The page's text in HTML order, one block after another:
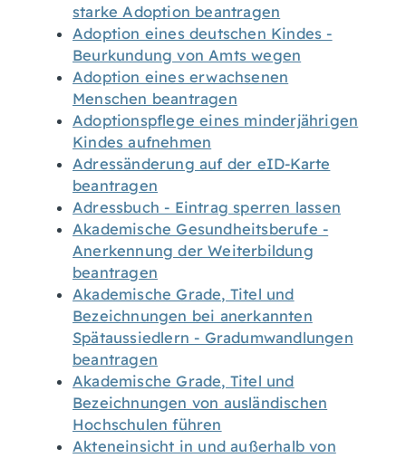
starke Adoption beantragen
Adoption eines deutschen Kindes -
Beurkundung von Amts wegen
Adoption eines erwachsenen
Menschen beantragen
Adoptionspflege eines minderjährigen
Kindes aufnehmen
Adressänderung auf der eID-Karte
beantragen
Adressbuch - Eintrag sperren lassen
Akademische Gesundheitsberufe -
Anerkennung der Weiterbildung
beantragen
Akademische Grade, Titel und
Bezeichnungen bei anerkannten
Spätaussiedlern - Gradumwandlungen
beantragen
Akademische Grade, Titel und
Bezeichnungen von ausländischen
Hochschulen führen
Akteneinsicht in und außerhalb von